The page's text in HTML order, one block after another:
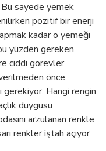
Bu sayede yemek
pozitif bir enerji
kadar o yemeği
yüzden gereken
ciddi görevler
önce
gerekiyor. Hangi rengin
duygusu
arzulanan renkle
renkler iştah açıyor